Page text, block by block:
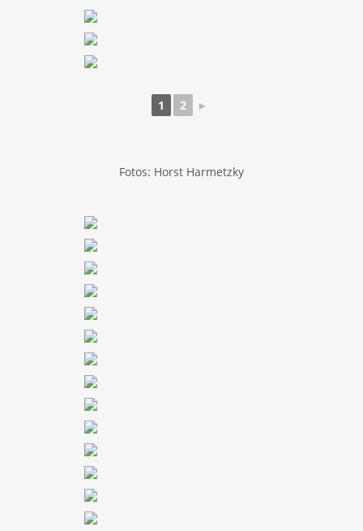
1 2 ►
Fotos: Horst Harmetzky